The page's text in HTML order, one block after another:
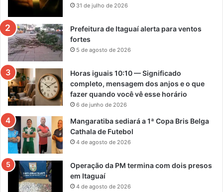
31 de julho de 2026
Prefeitura de Itaguaí alerta para ventos
fortes
5 de agosto de 2026
Horas iguais 10:10 — Significado
completo, mensagem dos anjos e o que
fazer quando você vê esse horário
6 de junho de 2026
Mangaratiba sediará a 1ª Copa Bris Belga
Cathala de Futebol
4 de agosto de 2026
Operação da PM termina com dois presos
em Itaguaí
4 de agosto de 2026